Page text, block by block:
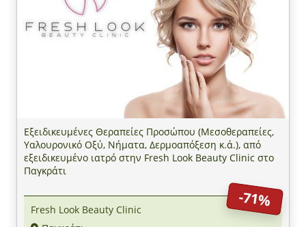
Εξειδικευμένες Θεραπείες Προσώπου (Μεσοθεραπείες,
Υαλουρονικό Οξύ, Νήματα, Δερμοαπόξεση κ.ά.), από
εξειδικευμένο ιατρό στην Fresh Look Beauty Clinic στο
Παγκράτι
-71%
Fresh Look Beauty Clinic